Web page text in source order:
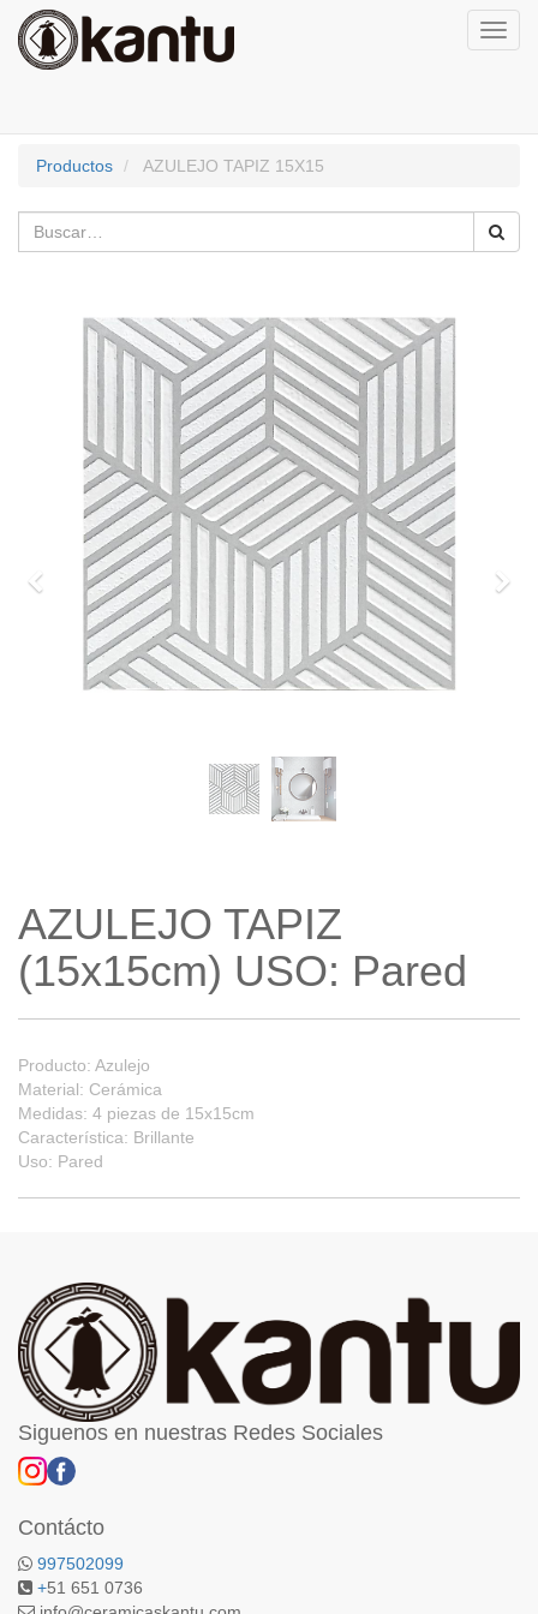
Productos AZULEJO TAPIZ 15X15
Previo
AZULEJO TAPIZ
(15x15cm) USO: Pared
Producto: Azulejo
Material: Cerámica
Medidas: 4 piezas de 15x15cm
Característica: Brillante
Uso: Pared
Siguenos en nuestras Redes Sociales
Contácto
997502099
+51 651 0736